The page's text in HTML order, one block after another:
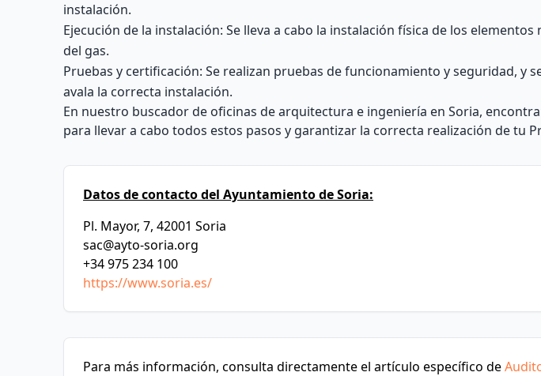
instalación.
Ejecución de la instalación: Se lleva a cabo la instalación física de los
del gas.
Pruebas y certificación: Se realizan pruebas de funcionamiento y seguridad, y
avala la correcta instalación.
En nuestro buscador de oficinas de arquitectura e ingeniería en Soria,
para llevar a cabo todos estos pasos y garantizar la correcta realización de tu
Datos de contacto del Ayuntamiento de Soria:
Pl. Mayor, 7, 42001 Soria
sac@ayto-soria.org
+34 975 234 100
https://www.soria.es/
Para más información, consulta directamente el artículo específico de